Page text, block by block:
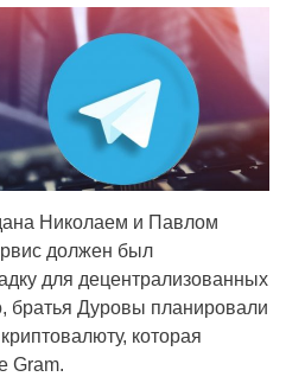
Николаем и Павлом
должен был
для децентрализованных
братья Дуровы планировали
которая
Gram.